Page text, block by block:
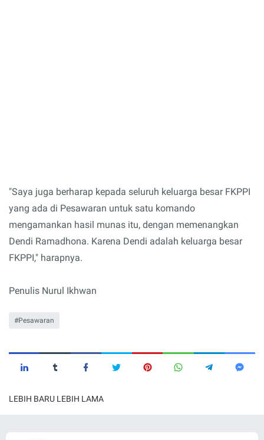
"Saya juga berharap kepada seluruh keluarga besar FKPPI
yang ada di Pesawaran untuk satu komando
mengamankan hasil munas itu, dengan memenangkan
Dendi Ramadhona. Karena Dendi adalah keluarga besar
FKPPI," harapnya.
Penulis Nurul Ikhwan
Pesawaran
LEBIH BARU LEBIH LAMA